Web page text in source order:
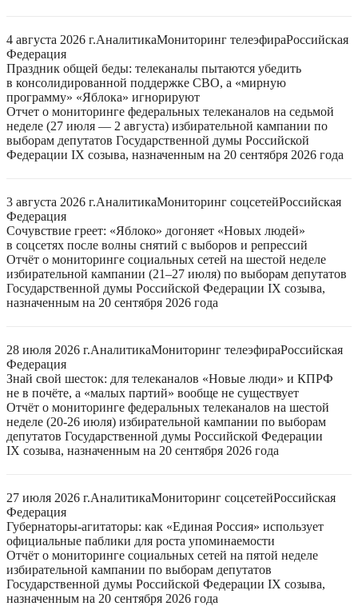
4 августа 2026 г.АналитикаМониторинг телеэфираРоссийская
Федерация
Праздник общей беды: телеканалы пытаются убедить
в консолидированной поддержке СВО, а «мирную
программу» «Яблока» игнорируют
Отчет о мониторинге федеральных телеканалов на седьмой
неделе (27 июля — 2 августа) избирательной кампании по
выборам депутатов Государственной думы Российской
Федерации IX созыва, назначенным на 20 сентября 2026 года
3 августа 2026 г.АналитикаМониторинг соцсетейРоссийская
Федерация
Сочувствие греет: «Яблоко» догоняет «Новых людей»
в соцсетях после волны снятий с выборов и репрессий
Отчёт о мониторинге социальных сетей на шестой неделе
избирательной кампании (21–27 июля) по выборам депутатов
Государственной думы Российской Федерации IX созыва,
назначенным на 20 сентября 2026 года
28 июля 2026 г.АналитикаМониторинг телеэфираРоссийская
Федерация
Знай свой шесток: для телеканалов «Новые люди» и КПРФ
не в почёте, а «малых партий» вообще не существует
Отчёт о мониторинге федеральных телеканалов на шестой
неделе (20-26 июля) избирательной кампании по выборам
депутатов Государственной думы Российской Федерации
IX созыва, назначенным на 20 сентября 2026 года
27 июля 2026 г.АналитикаМониторинг соцсетейРоссийская
Федерация
Губернаторы-агитаторы: как «Единая Россия» использует
официальные паблики для роста упоминаемости
Отчёт о мониторинге социальных сетей на пятой неделе
избирательной кампании по выборам депутатов
Государственной думы Российской Федерации IX созыва,
назначенным на 20 сентября 2026 года